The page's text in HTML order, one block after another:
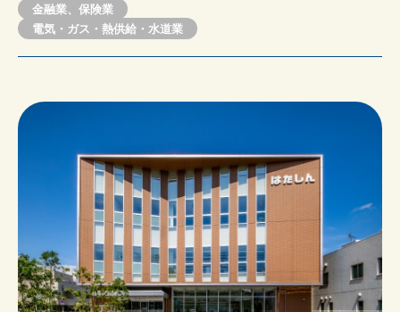
金融業、保険業
電気・ガス・熱供給・水道業